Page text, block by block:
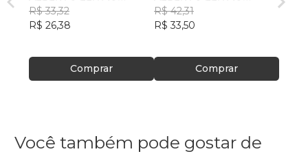
LAUNÉ FILHO
R$ 33,32
R$ 26,38
Comprar
LAUNÉ FILHO
R$ 42,31
R$ 33,50
Comprar
Você também pode gostar de